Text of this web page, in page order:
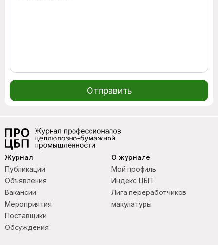
Отправить
О журнале
Мой профиль
Индекс ЦБП
Лига переработчиков
макулатуры
Журнал
Публикации
Объявления
Вакансии
Мероприятия
Поставщики
Обсуждения